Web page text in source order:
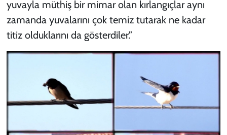
yuvayla müthiş bir mimar olan kırlangıçlar aynı
zamanda yuvalarını çok temiz tutarak ne kadar
titiz olduklarını da gösterdiler.”